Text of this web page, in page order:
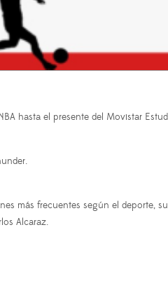
hasta el presente del Movistar
más frecuentes según el deporte,
Alcaraz.